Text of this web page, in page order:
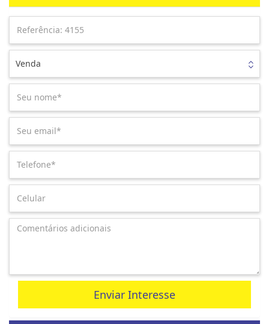
Venda
Enviar Interesse